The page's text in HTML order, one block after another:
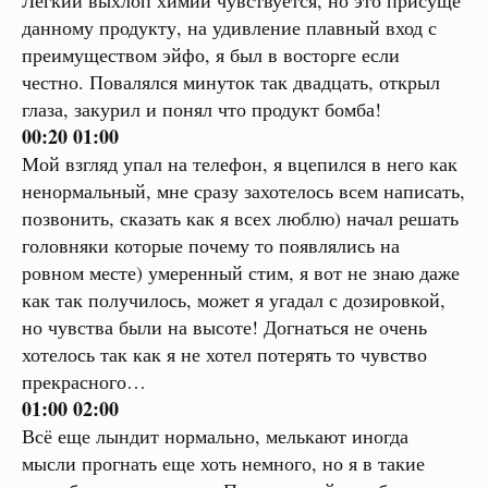
мне помешать .
23-00 вернулся домой , немного замерз и решил
что ничто не согревает так как хороший напас
ск делаю новую фольгу, сыпанул туда примерно
0.1 , делаю несколько дымов подряд и я был прав
ничто так не согревает
P.S.так и просидел дома пока все не скурил ,
была уже поздно , я достал с холодильника
бутылку с водкой , выпел пару по 50 , поел
хорошо , и лег спать.
ВЫВОД
Магазин: 10/10
Место клада: 9/10
Упаковка стаффа: 10/10
, и снова прилив сил и волны эйфории с
приятным настроением , и запах мне очень
понравился .
21-35досыпал на фольгу ещё примерно 0.09 я
сделал три дыма подряд, и снова накрыло
эйфорией , снова хочется общаться и гулять ,
хотя сушняк немного создавал дискомфорт но
это ничто по сравнению с тем кайфом что я
сделав ещё два дыма , я решил
прогуляться, на улице моросило , снег с дождем
но мне ничего не мешало , все настолько
приятно настолько хорошо что ничто не могло
мне помешать .
23-00 вернулся домой , немного замерз и решил
данному продукту, на удивление плавный вход с
преимуществом эйфо, я был в восторге если
честно. Повалялся минуток так двадцать, открыл
глаза, закурил и понял что продукт бомба!
00:20 01:00
Мой взгляд упал на телефон, я вцепился в него как
ненормальный, мне сразу захотелось всем написать,
позвонить, сказать как я всех люблю) начал решать
головняки которые почему то появлялись на
ровном месте) умеренный стим, я вот не знаю даже
как так получилось, может я угадал с дозировкой,
но чувства были на высоте! Догнаться не очень
хотелось так как я не хотел потерять то чувство
прекрасного…
01:00 02:00
Всё еще лындит нормально, мелькают иногда
мысли прогнать еще хоть немного, но я в такие